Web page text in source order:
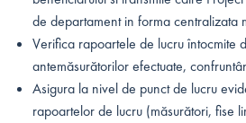
de departament in forma centralizata
Verifica rapoartele de lucru întocmite
antemăsurătorilor efectuate,
Asigura la nivel de punct de lucru
rapoartelor de lucru (măsurători, fise